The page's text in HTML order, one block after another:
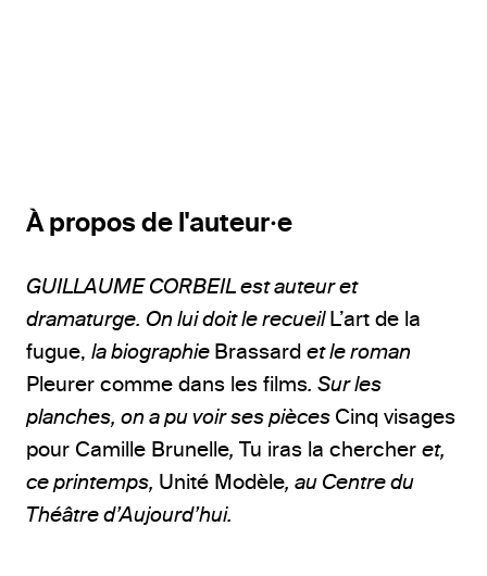
À propos de l'auteur·e
GUILLAUME CORBEIL est auteur et
dramaturge. On lui doit le recueilL’art de la
fugue, la biographie Brassard et le roman
Pleurer comme dans les films. Sur les
planches, on a pu voir ses pièces Cinq visages
pour Camille Brunelle, Tu iras la chercher et,
ce printemps, Unité Modèle, au Centre du
Théâtre d’Aujourd’hui.